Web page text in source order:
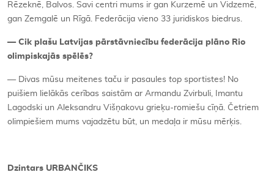
Rēzeknē, Balvos. Savi centri mums ir gan Kurzemē un Vidzemē,
gan Zemgalē un Rīgā. Federācija vieno 33 juridiskos biedrus.
— Cik plašu Latvijas pārstāvniecību federācija plāno Rio
olimpiskajās spēlēs?
— Divas mūsu meitenes taču ir pasaules top sportistes! No
puišiem lielākās cerības saistām ar Armandu Zvirbuli, Imantu
Lagodski un Aleksandru Višņakovu grieķu-romiešu cīņā. Četriem
olimpiešiem mums vajadzētu būt, un medaļa ir mūsu mērķis.
Dzintars URBANČIKS